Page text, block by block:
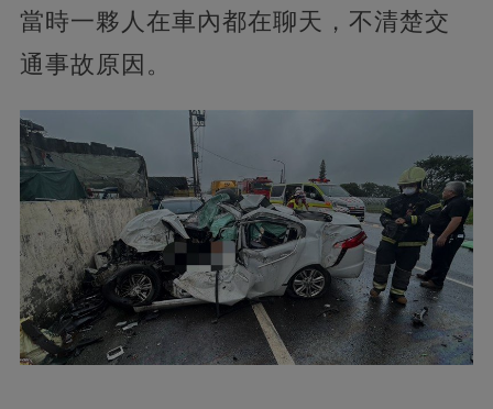
當時一夥人在車內都在聊天，不清楚交
通事故原因。